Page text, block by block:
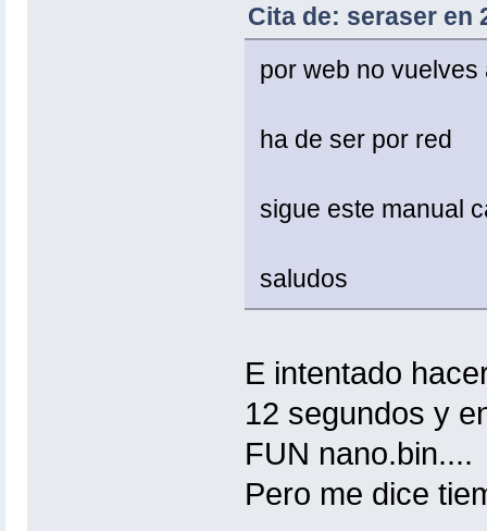
Cita de: seraser en
por web no vuelves
ha de ser por red
sigue este manual
saludos
E intentado
12 segundos y
FUN nano.bin....
Pero me dice